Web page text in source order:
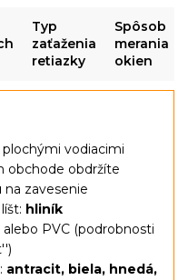
Typ
zaťaženia
retiazky
Spôsob
merania
okien
vodiacimi
obchode obdržíte
na zavesenie
hliník
PVC (podrobnosti
antracit, biela, hnedá,